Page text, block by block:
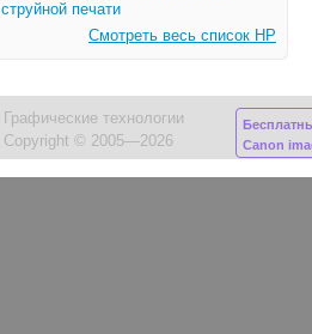
струйной печати
Смотреть весь список HP
Графические технологии
Copyright © 2005—2026
Canon